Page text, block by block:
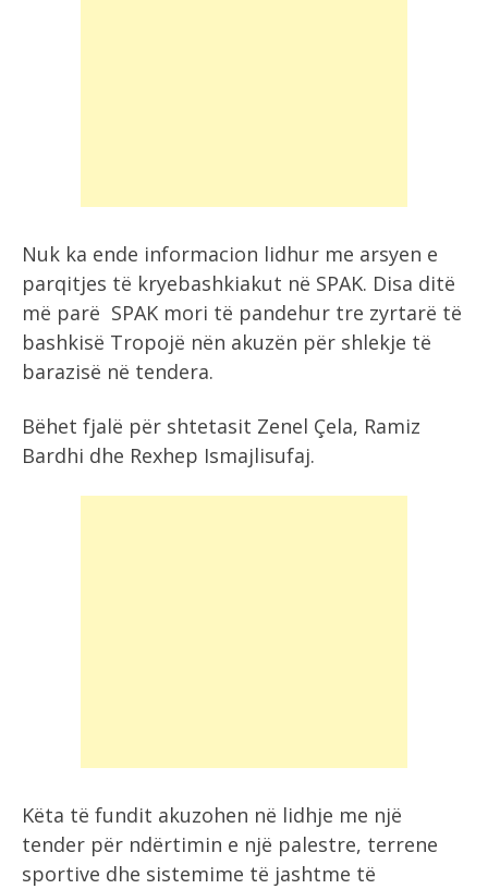
Nuk ka ende informacion lidhur me arsyen e
parqitjes të kryebashkiakut në SPAK. Disa ditë
më parë SPAK mori të pandehur tre zyrtarë të
bashkisë Tropojë nën akuzën për shlekje të
barazisë në tendera.
Bëhet fjalë për shtetasit Zenel Çela, Ramiz
Bardhi dhe Rexhep Ismajlisufaj.
Këta të fundit akuzohen në lidhje me një
tender për ndërtimin e një palestre, terrene
sportive dhe sistemime të jashtme të